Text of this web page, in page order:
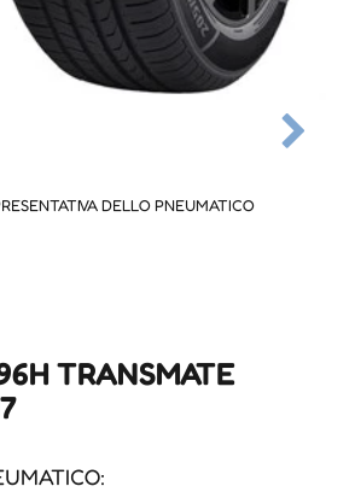
DELLO PNEUMATICO
TRANSMATE